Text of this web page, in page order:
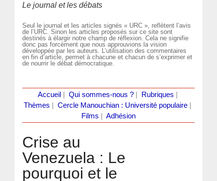
Le journal et les débats
Seul le journal et les articles signés « URC », reflètent l’avis
de l’URC. Sinon les articles proposés sur ce site sont
destinés à élargir notre champ de réflexion. Cela ne signifie
donc pas forcément que nous approuvions la vision
développée par les auteurs. L’utilisation des commentaires
en fin d’article, permet à chacune et chacun de s’exprimer et
de nourrir le débat démocratique.
Accueil Qui sommes-nous ?| Rubriques
Thèmes
Cercle Manouchian : Université populaire
Films
Adhésion
Crise au
Venezuela : Le
pourquoi et le